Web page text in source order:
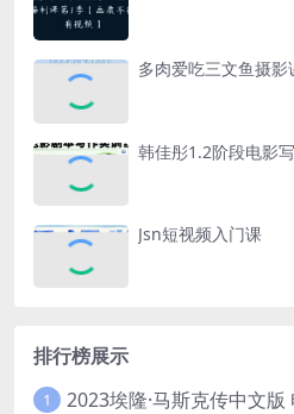
多肉爱吃三文鱼摄影
韩佳彤1.2阶段电影
Jsn短视频入门课
排行榜展示
1 2023埃隆·马斯克传中文